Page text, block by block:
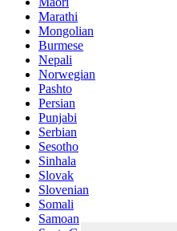
Marathi
Mongolian
Burmese
Nepali
Norwegian
Pashto
Persian
Punjabi
Serbian
Sesotho
Sinhala
Slovak
Slovenian
Somali
Samoan